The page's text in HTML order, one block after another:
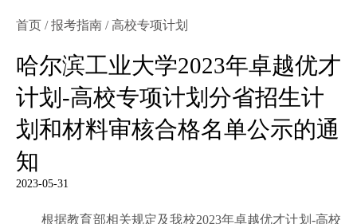
首页 /报考指南 /高校专项计划
哈尔滨工业大学2023年卓越优才
计划-高校专项计划分省招生计
划和材料审核合格名单公示的通
知
2023-05-31
根据教育部相关规定及我校2023年卓越优才计划-高校